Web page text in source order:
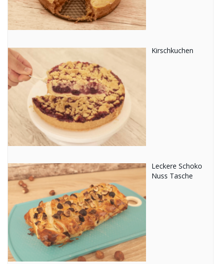
Kirschkuchen
Leckere Schoko
Nuss Tasche